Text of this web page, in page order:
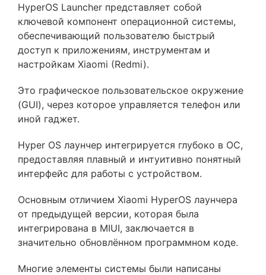
HyperOS Launcher представляет собой
ключевой компонент операционной системы,
обеспечивающий пользователю быстрый
доступ к приложениям, инструментам и
настройкам Xiaomi (Redmi).
Это графическое пользовательское окружение
(GUI), через которое управляется телефон или
иной гаджет.
Hyper OS лаунчер интегрируется глубоко в ОС,
предоставляя плавный и интуитивно понятный
интерфейс для работы с устройством.
Основным отличием Xiaomi HyperOS лаунчера
от предыдущей версии, которая была
интегрирована в MIUI, заключается в
значительно обновлённом программном коде.
Многие элементы системы были написаны